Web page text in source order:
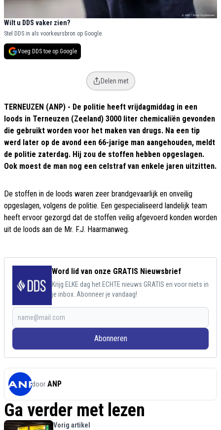
Wilt u DDS vaker zien?
Stel DDS in als voorkeursbron op Google.
Voeg DDS toe op Google
Delen met
TERNEUZEN (ANP) - De politie heeft vrijdagmiddag in een
loods in Terneuzen (Zeeland) 3000 liter chemicaliën gevonden
die gebruikt worden voor het maken van drugs. Na een tip
werd later op de avond een 66-jarige man aangehouden, meldt
de politie zaterdag. Hij zou de stoffen hebben opgeslagen.
Ook moest de man nog een celstraf van enkele jaren uitzitten.
De stoffen in de loods waren zeer brandgevaarlijk en onveilig
opgeslagen, volgens de politie. Een gespecialiseerd landelijk team
heeft ervoor gezorgd dat de stoffen veilig afgevoerd konden worden
uit de loods aan de Mr. F.J. Haarmanweg.
Word lid van onze GRATIS Nieuwsbrief
Krijg ELKE dag het ECHTE nieuws GRATIS en voor niets in
je inbox. Abonneer je vandaag!
Abonneren
door ANP
Ga verder met lezen
Vorig artikel